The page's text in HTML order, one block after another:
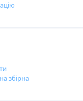
збірна